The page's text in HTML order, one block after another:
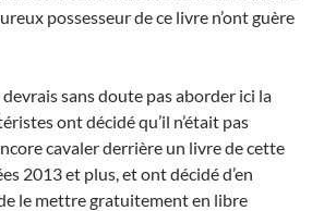
possesseur de ce livre n’ont guère
sans doute pas aborder ici la
ont décidé qu’il n’était pas
cavaler derrière un livre de cette
2013 et plus, et ont décidé d’en
le mettre gratuitement en libre